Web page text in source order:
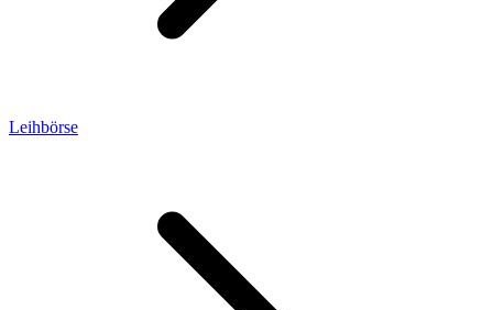
Leihbörse